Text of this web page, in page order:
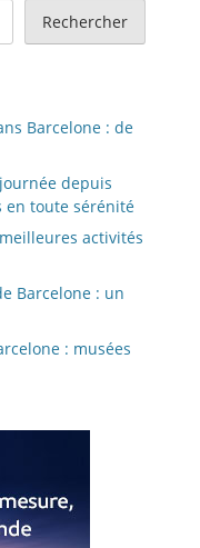
Rechercher
Barcelone : de
depuis
en toute sérénité
activités
Barcelone : un
: musées